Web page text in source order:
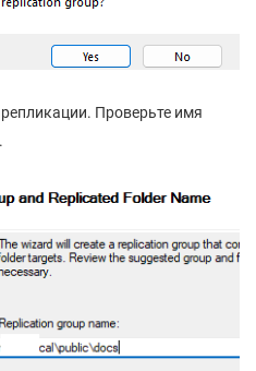
Проверьте имя